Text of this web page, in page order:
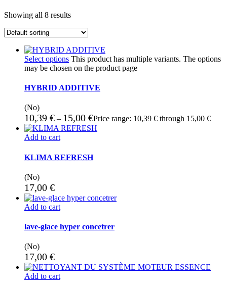
Showing all 8 results
Select options This product has multiple variants. The options
may be chosen on the product page
HYBRID ADDITIVE
(No)
10,39 € – 15,00 €Price range: 10,39 € through 15,00 €
Add to cart
KLIMA REFRESH
(No)
17,00 €
Add to cart
lave-glace hyper concetrer
(No)
17,00 €
Add to cart